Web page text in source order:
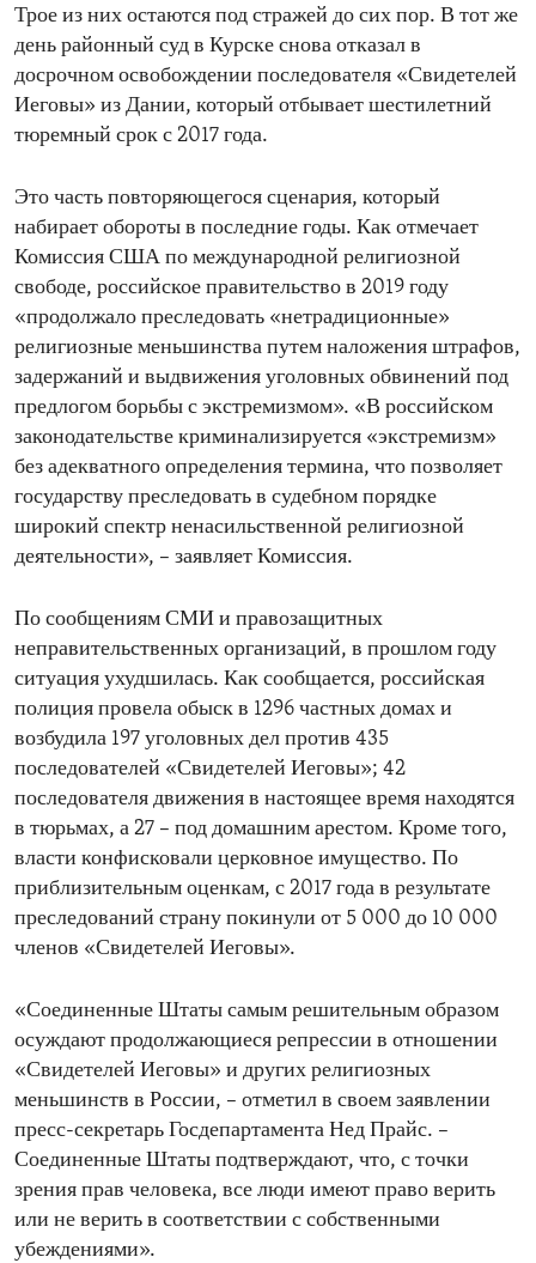
Трое из них остаются под стражей до сих пор. В тот же
день районный суд в Курске снова отказал в
досрочном освобождении последователя «Свидетелей
Иеговы» из Дании, который отбывает шестилетний
тюремный срок с 2017 года.
Это часть повторяющегося сценария, который
набирает обороты в последние годы. Как отмечает
Комиссия США по международной религиозной
свободе, российское правительство в 2019 году
«продолжало преследовать «нетрадиционные»
религиозные меньшинства путем наложения штрафов,
задержаний и выдвижения уголовных обвинений под
предлогом борьбы с экстремизмом». «В российском
законодательстве криминализируется «экстремизм»
без адекватного определения термина, что позволяет
государству преследовать в судебном порядке
широкий спектр ненасильственной религиозной
деятельности», – заявляет Комиссия.
По сообщениям СМИ и правозащитных
неправительственных организаций, в прошлом году
ситуация ухудшилась. Как сообщается, российская
полиция провела обыск в 1296 частных домах и
возбудила 197 уголовных дел против 435
последователей «Свидетелей Иеговы»; 42
последователя движения в настоящее время находятся
в тюрьмах, а 27 – под домашним арестом. Кроме того,
власти конфисковали церковное имущество. По
приблизительным оценкам, с 2017 года в результате
преследований страну покинули от 5 000 до 10 000
членов «Свидетелей Иеговы».
«Соединенные Штаты самым решительным образом
осуждают продолжающиеся репрессии в отношении
«Свидетелей Иеговы» и других религиозных
меньшинств в России, – отметил в своем заявлении
пресс-секретарь Госдепартамента Нед Прайс. –
Соединенные Штаты подтверждают, что, с точки
зрения прав человека, все люди имеют право верить
или не верить в соответствии с собственными
убеждениями».